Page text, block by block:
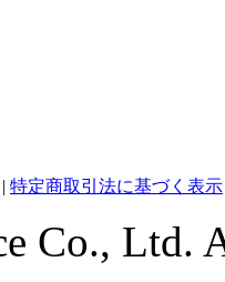
| 特定商取引法に基づく表示
Co., Ltd.